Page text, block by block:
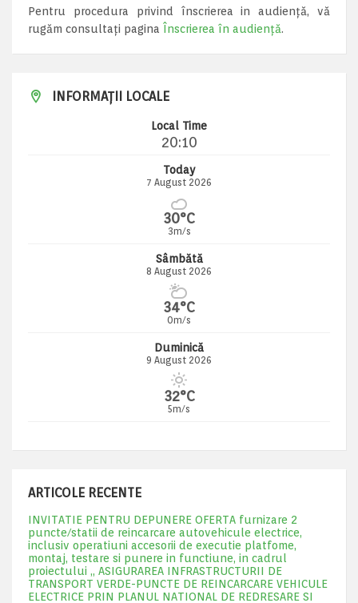
Pentru procedura privind înscrierea in audiență, vă
rugăm consultați pagina Înscrierea în audiență.
INFORMAȚII LOCALE
Local Time
20:10
Today
7 August 2026
30°C
3m/s
Sâmbătă
8 August 2026
34°C
0m/s
Duminică
9 August 2026
32°C
5m/s
ARTICOLE RECENTE
INVITATIE PENTRU DEPUNERE OFERTA furnizare 2
puncte/statii de reincarcare autovehicule electrice,
inclusiv operatiuni accesorii de executie platfome,
montaj, testare si punere in functiune, in cadrul
proiectului „ ASIGURAREA INFRASTRUCTURII DE
TRANSPORT VERDE-PUNCTE DE REINCARCARE VEHICULE
ELECTRICE PRIN PLANUL NATIONAL DE REDRESARE SI